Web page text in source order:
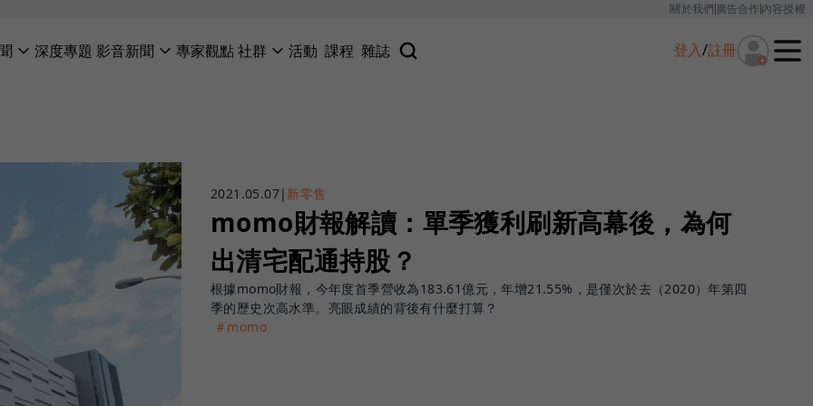
關於我們廣告合作內容授權
深度專題 影音新聞 專家觀點社群 活動 課程 雜誌 登入/註冊
2021.05.07| 新零售
momo財報解讀：單季獲利刷新高幕後，為何
出清宅配通持股？
根據momo財報，今年度首季營收為183.61億元，年增21.55%，是僅次於去（2020）年第四
季的歷史次高水準。亮眼成績的背後有什麼打算？
＃momo